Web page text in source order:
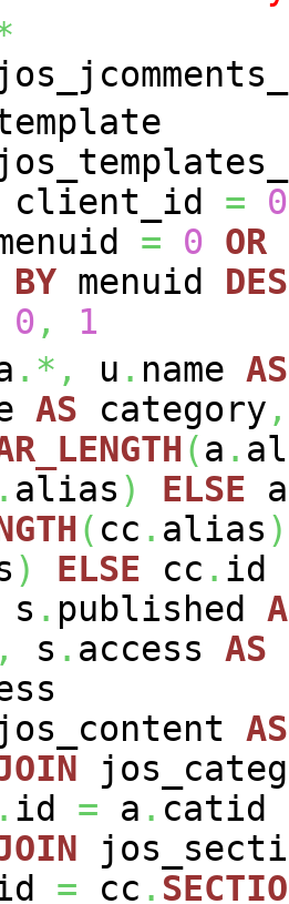
client_id =
0
= 0 OR
BY menuid
0 ,
1
.*, u . name AS
AS category ,
(a .
. alias ) ELSE a
( cc . alias )
) ELSE cc . id
s . published
, s . access AS
AS
. id = a . catid
= cc .